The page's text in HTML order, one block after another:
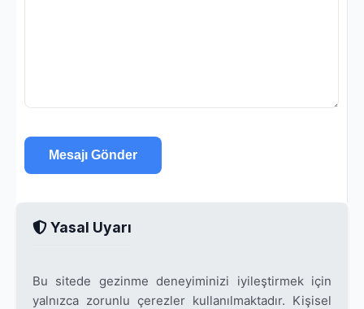
Mesajı Gönder
Yasal Uyarı
Bu sitede gezinme deneyiminizi iyileştirmek için
yalnızca zorunlu çerezler kullanılmaktadır. Kişisel